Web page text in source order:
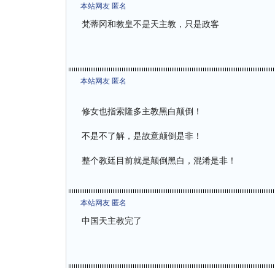
本站网友 匿名
梵蒂冈和教皇不是天主教，只是政客
本站网友 匿名
修女也指索隆多主教黑白颠倒！
不是不了解，是故意颠倒是非！
整个教廷目前就是颠倒黑白，混淆是非！
本站网友 匿名
中国天主教完了